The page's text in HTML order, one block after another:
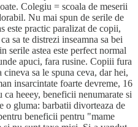
Colegiu = scoala de meserii
Nu mai spun de serile de
este practic paralizat de copii,
sa te distrezi inseamna sa bei
serile astea este perfect normal
apuci, fara rusine. Copiii fura
sa le spuna ceva, dar hei,
insarcintate foarte devreme, 16
heeey, beneficii nenumarate si
o gluma: barbatii divorteaza de
beneficii pentru "mame